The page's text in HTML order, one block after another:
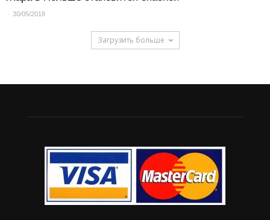
- 30/05/2018
Загрузить больше